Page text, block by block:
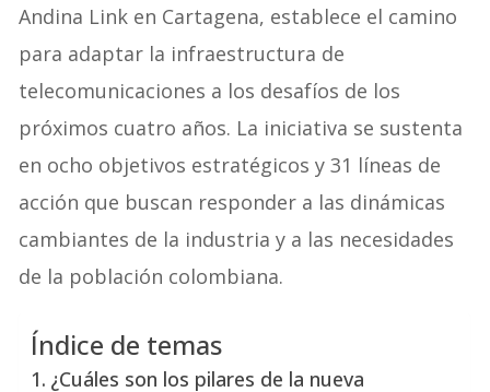
Andina Link en Cartagena, establece el camino
para adaptar la infraestructura de
telecomunicaciones a los desafíos de los
próximos cuatro años. La iniciativa se sustenta
en ocho objetivos estratégicos y 31 líneas de
acción que buscan responder a las dinámicas
cambiantes de la industria y a las necesidades
de la población colombiana.
Índice de temas
¿Cuáles son los pilares de la nueva